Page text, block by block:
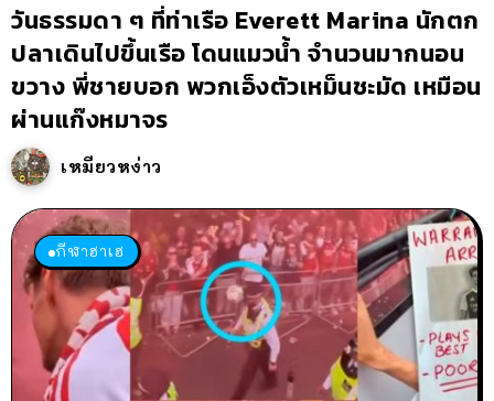
วันธรรมดา ๆ ที่ท่าเรือ Everett Marina นักตก
ปลาเดินไปขึ้นเรือ โดนแมวน้ำ จำนวนมากนอน
ขวาง พี่ชายบอก พวกเอ็งตัวเหม็นชะมัด เหมือน
ผ่านแก๊งหมาจร
เหมียวหง่าว
กีฬาฮาเฮ